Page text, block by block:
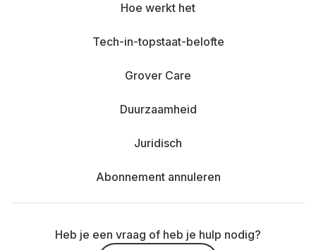
Hoe werkt het
Tech-in-topstaat-belofte
Grover Care
Duurzaamheid
Juridisch
Abonnement annuleren
Heb je een vraag of heb je hulp nodig?